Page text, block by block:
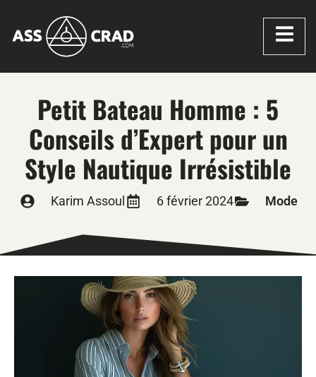
Petit Bateau Homme : 5
Conseils d’Expert pour un
Style Nautique Irrésistible
Karim Assoul 6 février 2024 Mode